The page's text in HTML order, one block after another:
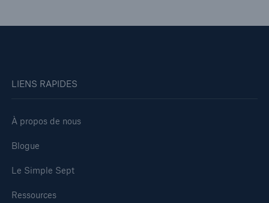
LIENS RAPIDES
À propos de nous
Blogue
Le Simple Sept
Ressources